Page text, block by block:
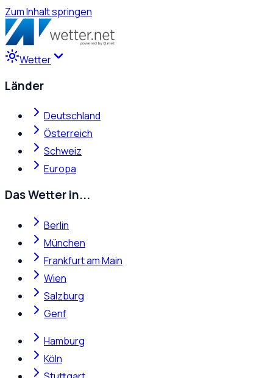
Zum Inhalt springen
Wetter
Länder
Deutschland
Österreich
Schweiz
Europa
Das Wetter in...
Berlin
München
Frankfurt am Main
Wien
Salzburg
Genf
Hamburg
Köln